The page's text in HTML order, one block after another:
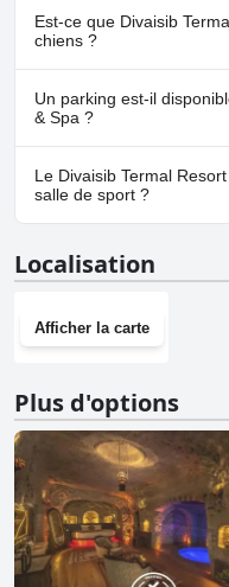
Oui, un spa est disponible
Est-ce que Divaisib
chiens ?
Non, Divaisib Termal
Un parking est-il
& Spa ?
Oui, un parking est
Spa.
Le Divaisib Termal
salle de sport ?
sport.
Localisation
Afficher la carte
Plus d'options